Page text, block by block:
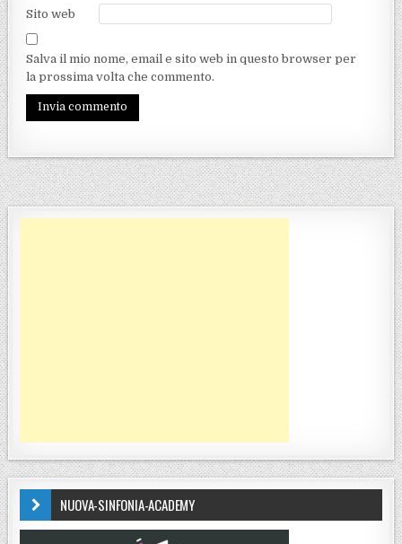
Sito web
Salva il mio nome, email e sito web in questo browser per
la prossima volta che commento.
NUOVA-SINFONIA-ACADEMY